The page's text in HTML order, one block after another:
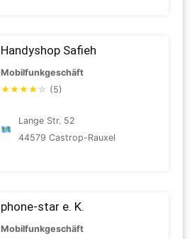
Handyshop Safieh
Mobilfunkgeschäft
★★★★ ☆ (5)
Lange Str. 52
44579 Castrop-Rauxel
phone-star e. K.
Mobilfunkgeschäft